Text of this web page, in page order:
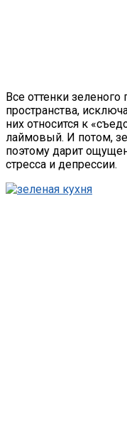
Все оттенки зеленого
пространства,
них относится к
лаймовый. И потом,
поэтому дарит
стресса и депрессии.